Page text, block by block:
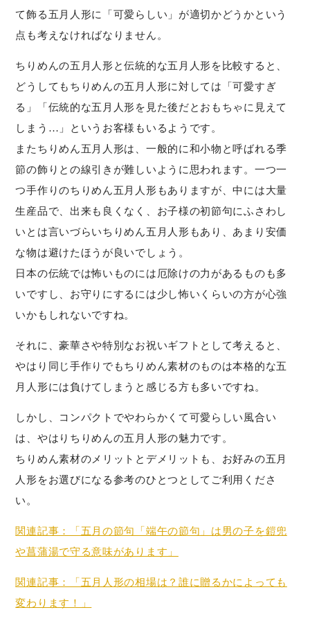
て飾る五月人形に「可愛らしい」が適切かどうかという
点も考えなければなりません。
ちりめんの五月人形と伝統的な五月人形を比較すると、
どうしてもちりめんの五月人形に対しては「可愛すぎ
る」「伝統的な五月人形を見た後だとおもちゃに見えて
しまう…」というお客様もいるようです。
またちりめん五月人形は、一般的に和小物と呼ばれる季
節の飾りとの線引きが難しいように思われます。一つ一
つ手作りのちりめん五月人形もありますが、中には大量
生産品で、出来も良くなく、お子様の初節句にふさわし
いとは言いづらいちりめん五月人形もあり、あまり安価
な物は避けたほうが良いでしょう。
日本の伝統では怖いものには厄除けの力があるものも多
いですし、お守りにするには少し怖いくらいの方が心強
いかもしれないですね。
それに、豪華さや特別なお祝いギフトとして考えると、
やはり同じ手作りでもちりめん素材のものは本格的な五
月人形には負けてしまうと感じる方も多いですね。
しかし、コンパクトでやわらかくて可愛らしい風合い
は、やはりちりめんの五月人形の魅力です。
ちりめん素材のメリットとデメリットも、お好みの五月
人形をお選びになる参考のひとつとしてご利用くださ
い。
関連記事：「五月の節句「端午の節句」は男の子を鎧兜
や菖蒲湯で守る意味があります」
関連記事：「五月人形の相場は？誰に贈るかによっても
変わります！」